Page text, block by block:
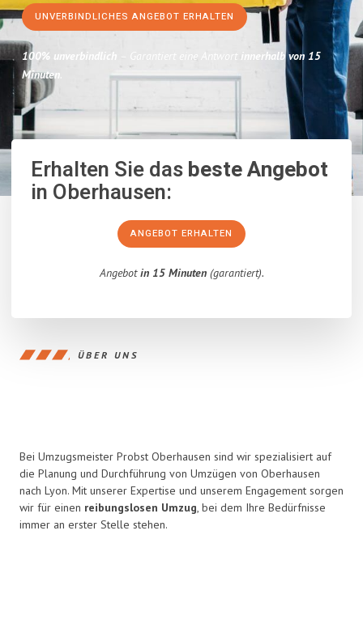
UNVERBINDLICHES ANGEBOT ERHALTEN
100% unverbindlich – Garantiert eine Antwort innerhalb von 15
Minuten.
Erhalten Sie dasbeste Angebot
in Oberhausen:
ANGEBOT ERHALTEN
Angebotin 15 Minuten(garantiert).
ÜBER UNS
Bei Umzugsmeister Probst Oberhausen sind wir spezialisiert auf
die Planung und Durchführung von Umzügen von Oberhausen
nach Lyon. Mit unserer Expertise und unserem Engagement sorgen
wir für einen reibungslosen Umzug, bei dem Ihre Bedürfnisse
immer an erster Stelle stehen.